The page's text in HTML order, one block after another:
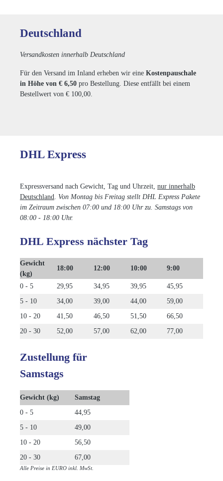
Deutschland
Versandkosten innerhalb Deutschland
Für den Versand im Inland erheben wir eine Kostenpauschale
in Höhe von € 6,50 pro Bestellung. Diese entfällt bei einem
Bestellwert von € 100,00.
DHL Express
Expressversand nach Gewicht, Tag und Uhrzeit, nur innerhalb
Deutschland. Von Montag bis Freitag stellt DHL Express Pakete
im Zeitraum zwischen 07:00 und 18:00 Uhr zu. Samstags von
08:00 - 18:00 Uhr.
DHL Express nächster Tag
Gewicht
(kg)
18:00 12:00 10:00 9:00
0 - 5 29,95 34,95 39,95
45,95
5 - 10
34,00 39,00 44,00
59,00
10 - 20
41,50 46,50 51,50
66,50
20 - 30
52,00 57,00 62,00 77,00
Zustellung für
Samstags
Gewicht (kg)
Samstag
0 - 5
44,95
5 - 10
49,00
10 - 20
56,50
20 - 30
67,00
Alle Preise in EURO inkl. MwSt.